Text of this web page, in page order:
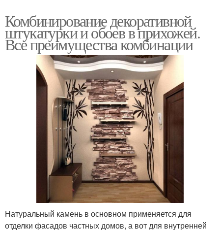
Комбинирование декоративной
штукатурки и обоев в прихожей.
Все преимущества комбинации
Натуральный камень в основном применяется для
отделки фасадов частных домов, а вот для внутренней